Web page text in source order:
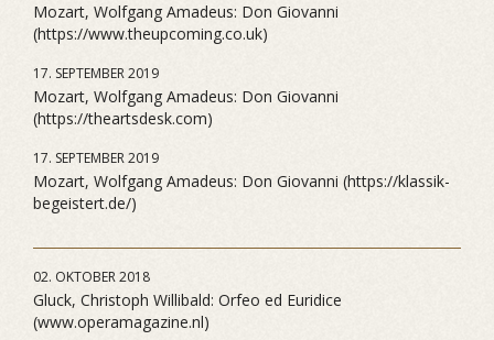
Mozart, Wolfgang Amadeus: Don Giovanni
(https://www.theupcoming.co.uk)
17. SEPTEMBER 2019
Mozart, Wolfgang Amadeus: Don Giovanni
(https://theartsdesk.com)
17. SEPTEMBER 2019
Mozart, Wolfgang Amadeus: Don Giovanni (https://klassik-
begeistert.de/)
02. OKTOBER 2018
Gluck, Christoph Willibald: Orfeo ed Euridice
(www.operamagazine.nl)